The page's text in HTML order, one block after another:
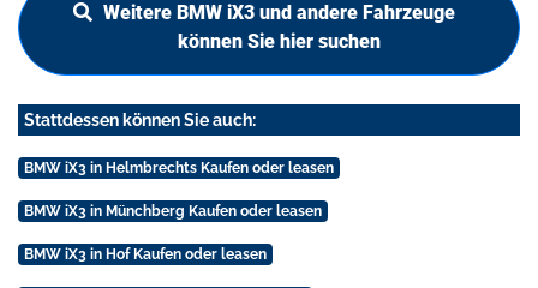
Weitere BMW iX3 und andere Fahrzeuge
können Sie hier suchen
Stattdessen können Sie auch:
BMW iX3 in Helmbrechts Kaufen oder leasen
BMW iX3 in Münchberg Kaufen oder leasen
BMW iX3 in Hof Kaufen oder leasen